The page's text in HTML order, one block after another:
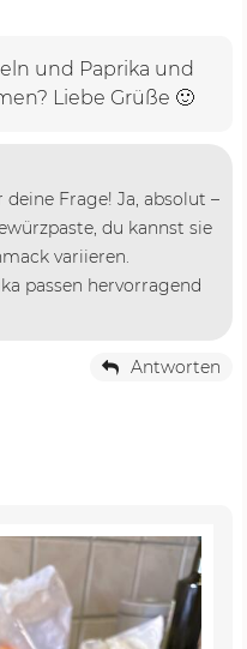
und Paprika und
Liebe Grüße 🙂
Frage! Ja, absolut –
du kannst sie
variieren.
passen hervorragend
Antworten